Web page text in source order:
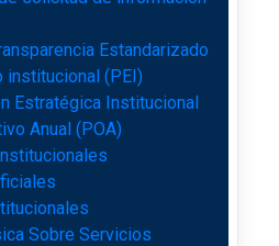
Estandarizado
institucional (PEI)
Estratégica Institucional
Anual (POA)
Sobre Servicios